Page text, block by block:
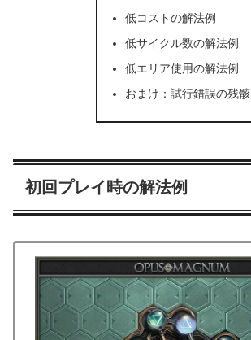
低コストの解法例
低サイクル数の解法例
低エリア使用の解法例
おまけ：試行錯誤の残骸
初回プレイ時の解法例